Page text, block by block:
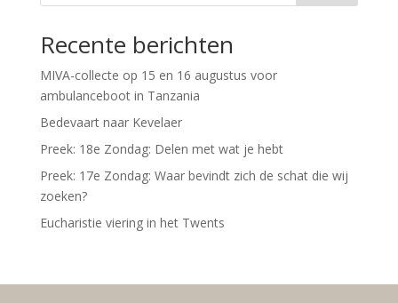
Recente berichten
MIVA-collecte op 15 en 16 augustus voor
ambulanceboot in Tanzania
Bedevaart naar Kevelaer
Preek: 18e Zondag: Delen met wat je hebt
Preek: 17e Zondag: Waar bevindt zich de schat die wij
zoeken?
Eucharistie viering in het Twents